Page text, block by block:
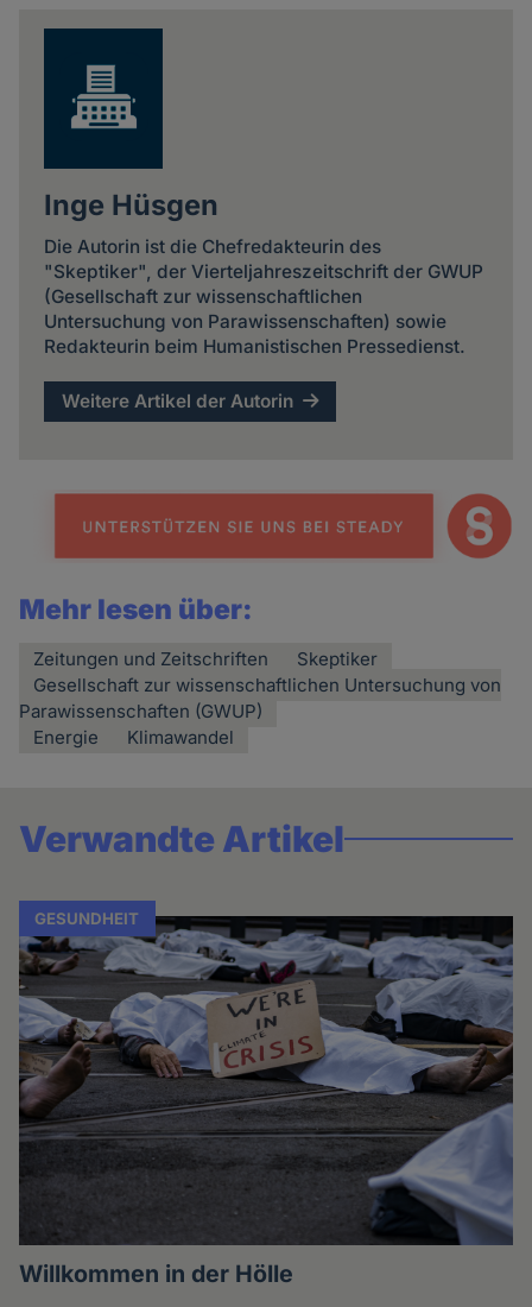
Inge Hüsgen
Die Autorin ist die Chefredakteurin des
"Skeptiker", der Vierteljahreszeitschrift der GWUP
(Gesellschaft zur wissenschaftlichen
Untersuchung von Parawissenschaften) sowie
Redakteurin beim Humanistischen Pressedienst.
Weitere Artikel der Autorin
Mehr lesen über:
Zeitungen und Zeitschriften
Skeptiker
Gesellschaft zur wissenschaftlichen Untersuchung von
Parawissenschaften (GWUP)
Energie
Klimawandel
Verwandte Artikel
GESUNDHEIT
Willkommen in der Hölle